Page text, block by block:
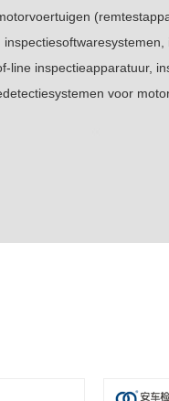
line inspectieapparatuur,
voor